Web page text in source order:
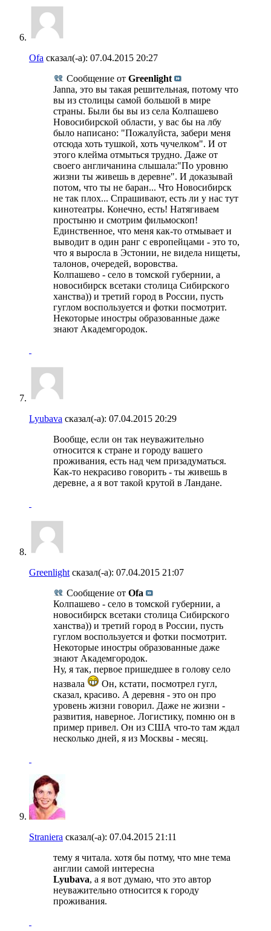
Ofa сказал(-а): 07.04.2015 20:27
Сообщение от Greenlight
Janna, это вы такая решительная, потому что
вы из столицы самой большой в мире
страны. Были бы вы из села Колпашево
Новосибирской области, у вас бы на лбу
было написано: "Пожалуйста, забери меня
отсюда хоть тушкой, хоть чучелком". И от
этого клейма отмыться трудно. Даже от
своего англичанина слышала:"По уровню
жизни ты живешь в деревне". И доказывай
потом, что ты не баран... Что Новосибирск
не так плох... Спрашивают, есть ли у нас тут
кинотеатры. Конечно, есть! Натягиваем
простыню и смотрим фильмоскоп!
Единственное, что меня как-то отмывает и
выводит в один ранг с европейцами - это то,
что я выросла в Эстонии, не видела нищеты,
талонов, очередей, воровства.
Колпашево - село в томской губернии, а
новосибирск всетаки столица Сибирского
ханства)) и третий город в России, пусть
гуглом воспользуется и фотки посмотрит.
Некоторые иностры образованные даже
знают Академгородок.
Lyubava сказал(-а): 07.04.2015 20:29
Вообще, если он так неуважительно
относится к стране и городу вашего
проживания, есть над чем призадуматься.
Как-то некрасиво говорить - ты живешь в
деревне, а я вот такой крутой в Ландане.
Greenlight сказал(-а): 07.04.2015 21:07
Сообщение от Ofa
Колпашево - село в томской губернии, а
новосибирск всетаки столица Сибирского
ханства)) и третий город в России, пусть
гуглом воспользуется и фотки посмотрит.
Некоторые иностры образованные даже
знают Академгородок.
Ну, я так, первое пришедшее в голову село
назвала
Он, кстати, посмотрел гугл,
сказал, красиво. А деревня - это он про
уровень жизни говорил. Даже не жизни -
развития, наверное. Логистику, помню он в
пример привел. Он из США что-то там ждал
несколько дней, я из Москвы - месяц.
Straniera сказал(-а): 07.04.2015 21:11
тему я читала. хотя бы потму, что мне тема
англии самой интересна
Lyubava, а я вот думаю, что это автор
неуважительно относится к городу
проживания.